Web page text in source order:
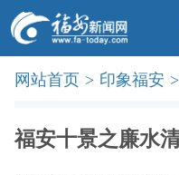
首页 新闻 社会
网站首页 > 印象福安 >
福安十景之廉水